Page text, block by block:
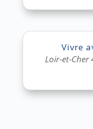
Vivre
Loir-et-Cher